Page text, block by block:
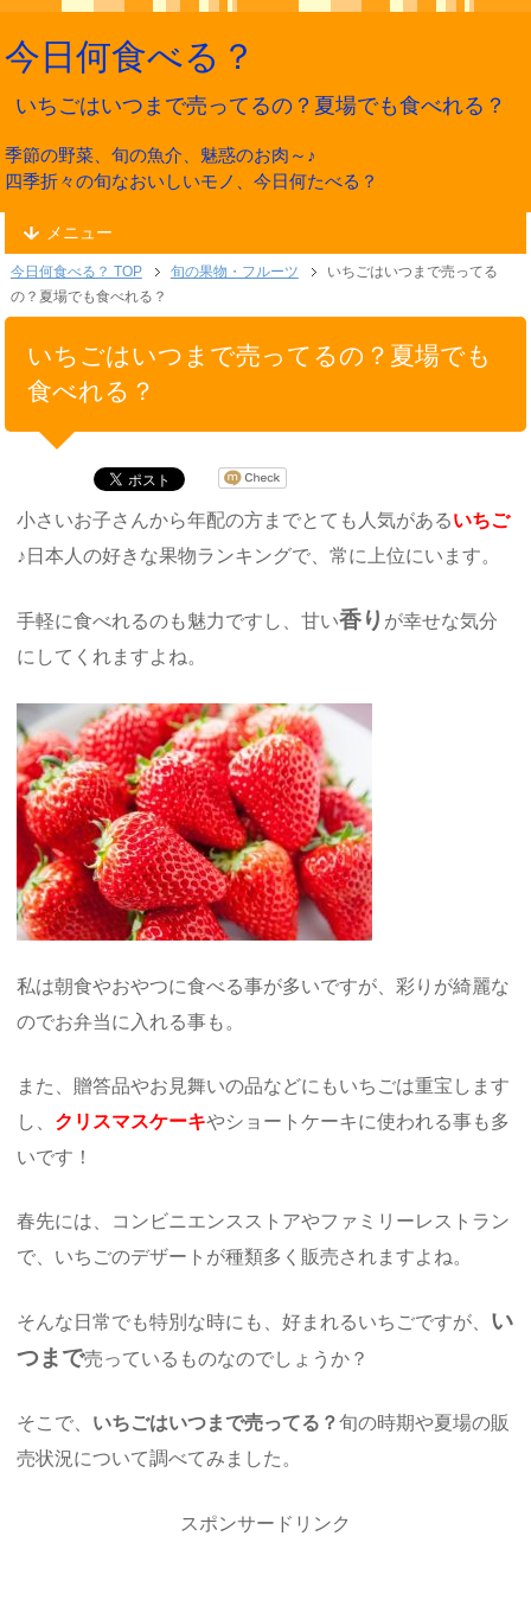
今日何食べる？
いちごはいつまで売ってるの？夏場でも食べれる？
季節の野菜、旬の魚介、魅惑のお肉～♪
四季折々の旬なおいしいモノ、今日何たべる？
メニュー
今日何食べる？ TOP 旬の果物・フルーツ
いちごはいつまで売ってる
の？夏場でも食べれる？
いちごはいつまで売ってるの？夏場でも
食べれる？
小さいお子さんから年配の方までとても人気があるいちご
♪日本人の好きな果物ランキングで、常に上位にいます。
手軽に食べれるのも魅力ですし、甘い香り が幸せな気分
にしてくれますよね。
私は朝食やおやつに食べる事が多いですが、彩りが綺麗な
のでお弁当に入れる事も。
また、贈答品やお見舞いの品などにもいちごは重宝します
し、 クリスマスケーキやショートケーキに使われる事も多
いです！
春先には、コンビニエンスストアやファミリーレストラン
で、いちごのデザートが種類多く販売されますよね。
そんな日常でも特別な時にも、好まれるいちごですが、 い
つまで売っているものなのでしょうか？
そこで、 いちごはいつまで売ってる？旬の時期や夏場の販
売状況について調べてみました。
スポンサードリンク